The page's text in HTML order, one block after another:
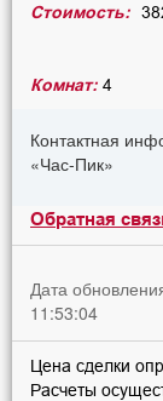
Стоимость:
Комнат: 4
Контактная
«Час-Пик»
Обратная
Дата
11:53:04
Цена сделки
Расчеты